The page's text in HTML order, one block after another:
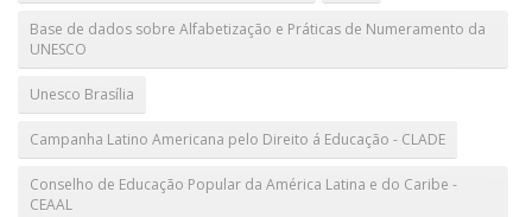
Base de dados sobre Alfabetização e Práticas de Numeramento da
UNESCO
Unesco Brasília
Campanha Latino Americana pelo Direito á Educação - CLADE
Conselho de Educação Popular da América Latina e do Caribe -
CEAAL